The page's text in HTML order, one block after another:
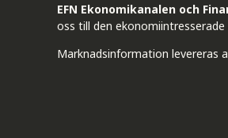
EFN Ekonomikanalen och
oss till den ekonomiintresserade
Marknadsinformation levereras